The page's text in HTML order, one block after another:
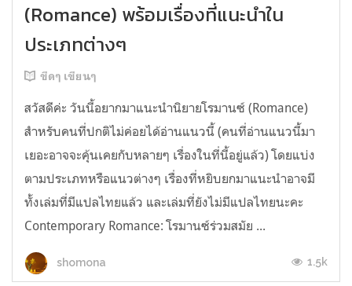
(Romance) พร้อมเรื่องที่แนะนำใน
ประเภทต่างๆ
ขีดๆ เขียนๆ
สวัสดีค่ะ วันนี้อยากมาแนะนำนิยายโรมานซ์ (Romance)
สำหรับคนที่ปกติไม่ค่อยได้อ่านแนวนี้ (คนที่อ่านแนวนี้มา
เยอะอาจจะคุ้นเคยกับหลายๆ เรื่องในที่นี้อยู่แล้ว) โดยแบ่ง
ตามประเภทหรือแนวต่างๆ เรื่องที่หยิบยกมาแนะนำอาจมี
ทั้งเล่มที่มีแปลไทยแล้ว และเล่มที่ยังไม่มีแปลไทยนะคะ
Contemporary Romance: โรมานซ์ร่วมสมัย ...
shomona 1.5k